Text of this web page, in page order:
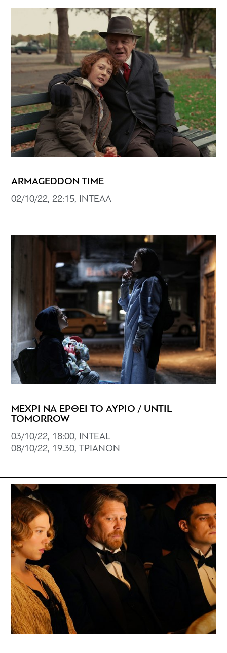
ARMAGEDDON TIME
02/10/22, 22:15, ΙΝΤΕΑΛ
ΜΕΧΡΙ ΝΑ ΕΡΘΕΙ ΤΟ ΑΥΡΙΟ / UNTIL
TOMORROW
03/10/22, 18:00, ΙNTEAL
08/10/22, 19.30, ΤΡΙΑΝΟΝ